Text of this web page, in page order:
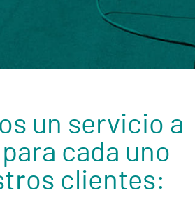
un servicio a
cada uno
clientes: